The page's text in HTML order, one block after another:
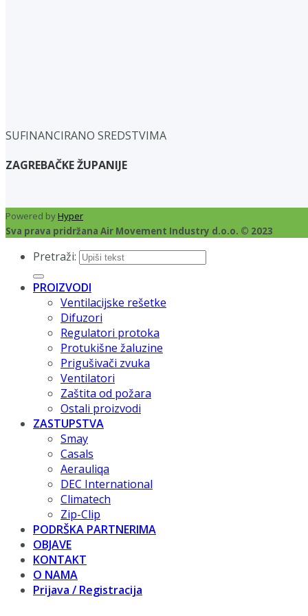
SUFINANCIRANO SREDSTVIMA
ZAGREBAČKE ŽUPANIJE
Powered byHyper
Sva prava pridržana Air Movement Industry d.o.o. © 2023
Pretraži:
PROIZVODI
Ventilacijske rešetke
Difuzori
Regulatori protoka
Protukišne žaluzine
Prigušivači zvuka
Ventilatori
Zaštita od požara
Ostali proizvodi
ZASTUPSTVA
Smay
Casals
Aerauliqa
DEC International
Climatech
Zip-Clip
PODRŠKA PARTNERIMA
OBJAVE
KONTAKT
O NAMA
Prijava / Registracija